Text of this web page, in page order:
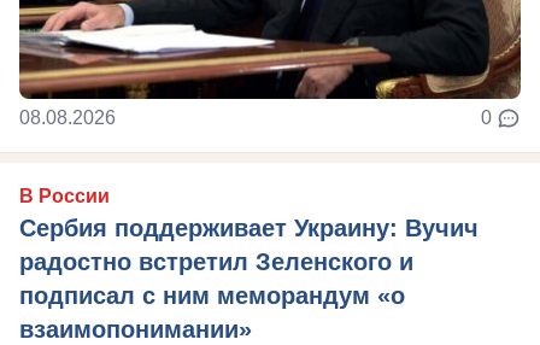
08.08.2026 0
В России
Сербия поддерживает Украину: Вучич
радостно встретил Зеленского и
подписал с ним меморандум «о
взаимопонимании»